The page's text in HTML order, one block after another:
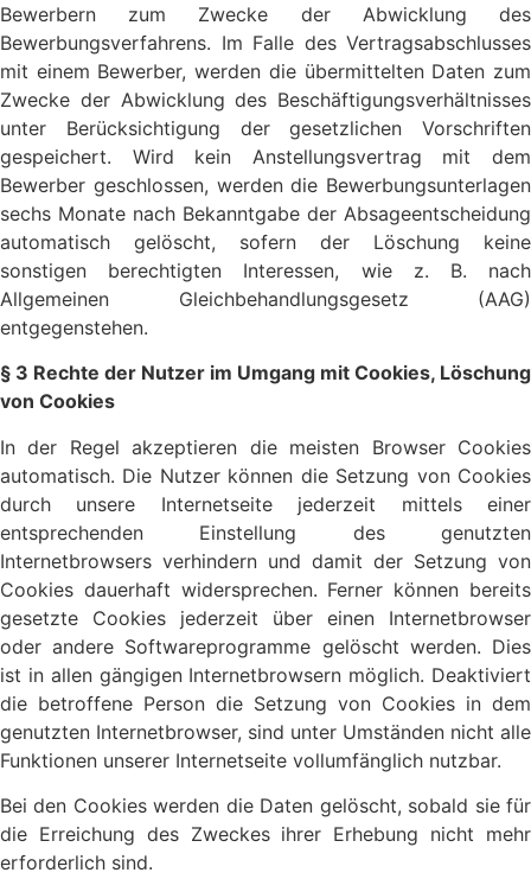
Bewerbern zum Zwecke der Abwicklung des
Bewerbungsverfahrens. Im Falle des Vertragsabschlusses
mit einem Bewerber, werden die übermittelten Daten zum
Zwecke der Abwicklung des Beschäftigungsverhältnisses
unter Berücksichtigung der gesetzlichen Vorschriften
gespeichert. Wird kein Anstellungsvertrag mit dem
Bewerber geschlossen, werden die Bewerbungsunterlagen
sechs Monate nach Bekanntgabe der Absageentscheidung
automatisch gelöscht, sofern der Löschung keine
sonstigen berechtigten Interessen, wie z. B. nach
Allgemeinen Gleichbehandlungsgesetz (AAG)
entgegenstehen.
§ 3 Rechte der Nutzer im Umgang mit Cookies, Löschung
von Cookies
In der Regel akzeptieren die meisten Browser Cookies
automatisch. Die Nutzer können die Setzung von Cookies
durch unsere Internetseite jederzeit mittels einer
entsprechenden Einstellung des genutzten
Internetbrowsers verhindern und damit der Setzung von
Cookies dauerhaft widersprechen. Ferner können bereits
gesetzte Cookies jederzeit über einen Internetbrowser
oder andere Softwareprogramme gelöscht werden. Dies
ist in allen gängigen Internetbrowsern möglich. Deaktiviert
die betroffene Person die Setzung von Cookies in dem
genutzten Internetbrowser, sind unter Umständen nicht alle
Funktionen unserer Internetseite vollumfänglich nutzbar.
Bei den Cookies werden die Daten gelöscht, sobald sie für
die Erreichung des Zweckes ihrer Erhebung nicht mehr
erforderlich sind.